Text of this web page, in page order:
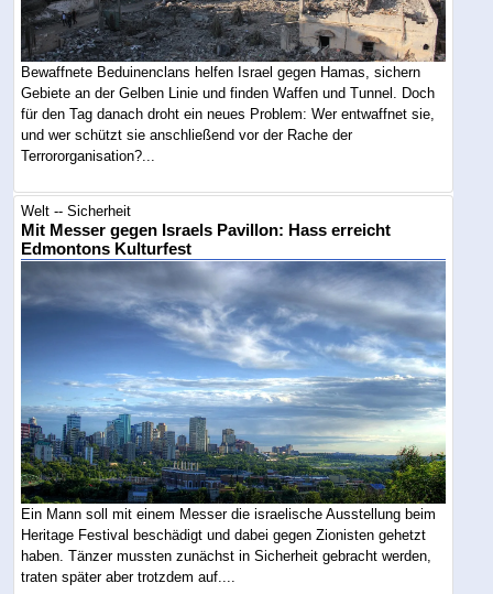
Bewaffnete Beduinenclans helfen Israel gegen Hamas, sichern
Gebiete an der Gelben Linie und finden Waffen und Tunnel. Doch
für den Tag danach droht ein neues Problem: Wer entwaffnet sie,
und wer schützt sie anschließend vor der Rache der
Terrororganisation?...
Welt -- Sicherheit
Mit Messer gegen Israels Pavillon: Hass erreicht
Edmontons Kulturfest
Ein Mann soll mit einem Messer die israelische Ausstellung beim
Heritage Festival beschädigt und dabei gegen Zionisten gehetzt
haben. Tänzer mussten zunächst in Sicherheit gebracht werden,
traten später aber trotzdem auf....